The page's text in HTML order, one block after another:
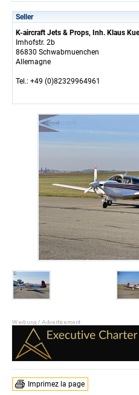
Seller
K-aircraft Jets & Props, Inh. Klaus
Imhofstr. 2b
86830 Schwabmuenchen
Allemagne
Tel.: +49 (0)82329964961
Imprimez la page